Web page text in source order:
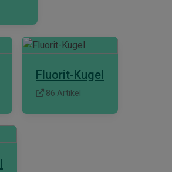
Fluorit-Kugel
86 Artikel